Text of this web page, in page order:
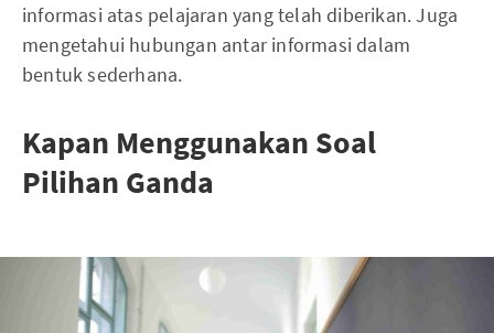
informasi atas pelajaran yang telah diberikan. Juga
mengetahui hubungan antar informasi dalam
bentuk sederhana.
Kapan Menggunakan Soal
Pilihan Ganda